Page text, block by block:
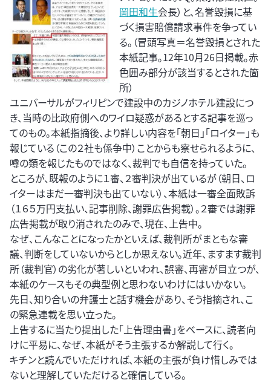
岡田和生会長）と、名誉毀損に基
づく損害賠償請求事件を争ってい
る。（冒頭写真＝名誉毀損とされた
本紙記事。12年10月26日掲載。赤
色囲み部分が該当するとされた箇
所）
ユニバーサルがフィリピンで建設中のカジノホテル建設につ
き、当時の比政府側へのワイロ疑惑があるとする記事を巡っ
てのもの。本紙指摘後、より詳しい内容を「朝日」「ロイター」も
報じている（この２社も係争中）ことからも察せられるように、
噂の類を報じたものではなく、裁判でも自信を持っていた。
ところが、既報のように１審、２審判決が出ているが（朝日、ロ
イターはまだ一審判決も出ていない）、本紙は一審全面敗訴
（１６５万円支払い、記事削除、謝罪広告掲載）。２審では謝罪
広告掲載が取り消されたのみで、現在、上告中。
なぜ、こんなことになったかといえば、裁判所がまともな審
議、判断をしていないからとしか思えない。近年、ますます裁判
所（裁判官）の劣化が著しいといわれ、誤審、再審が目立つが、
本紙のケースもその典型例と思わないわけにはいかない。
先日、知り合いの弁護士と話す機会があり、そう指摘され、こ
の緊急連載を思い立った。
上告するに当たり提出した「上告理由書」をベースに、読者向
けに平易に、なぜ、本紙がそう主張するか解説して行く。
キチンと読んでいただければ、本紙の主張が負け惜しみでは
ないと理解していただけると確信している。